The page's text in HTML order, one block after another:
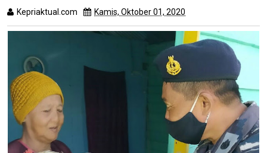
Kepriaktual.com Kamis, Oktober 01, 2020